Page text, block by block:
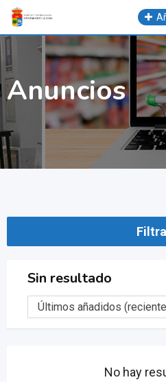
Skip
content
Anuncios
Sin resultado
No hay